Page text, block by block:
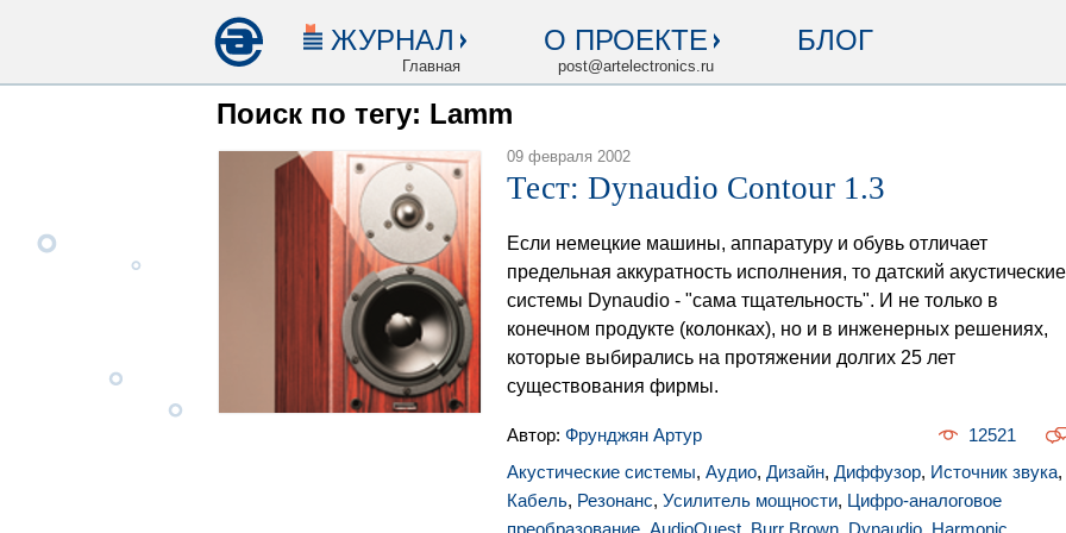
ЖУРНАЛ
Главная
О ПРОЕКТЕ
post@artelectronics.ru
БЛОГ
Поиск по тегу: Lamm
09 февраля 2002
Тест: Dynaudio Contour 1.3
Если немецкие машины, аппаратуру и обувь отличает
предельная аккуратность исполнения, то датский акустические
системы Dynaudio - "сама тщательность". И не только в
конечном продукте (колонках), но и в инженерных решениях,
которые выбирались на протяжении долгих 25 лет
существования фирмы.
Автор: Фрунджян Артур
12521
Акустические системы, Аудио, Дизайн, Диффузор, Источник звука,
Кабель, Резонанс, Усилитель мощности, Цифро-аналоговое
преобразование AudioQuest Burr Brown Dynaudio Harmonic